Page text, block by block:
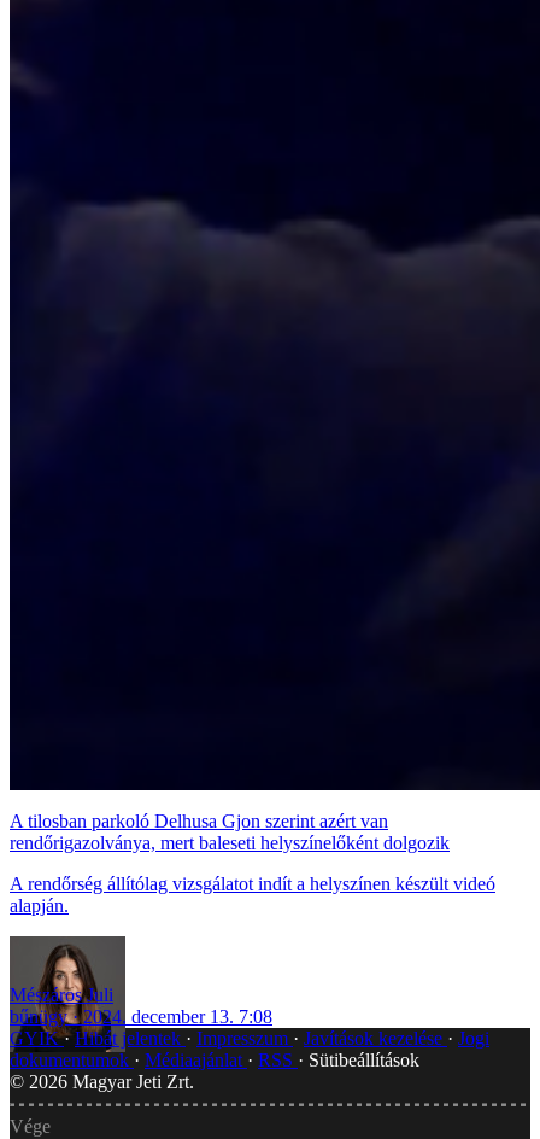
A tilosban parkoló Delhusa Gjon szerint azért van
rendőrigazolványa, mert baleseti helyszínelőként dolgozik
A rendőrség állítólag vizsgálatot indít a helyszínen készült videó
alapján.
Mészáros Juli
bűnügy
2024. december 13. 7:08
GYIK Hibát jelentek Impresszum Javítások kezelése
Jogi
dokumentumok
Médiaajánlat RSS
Sütibeállítások
© 2026 Magyar Jeti Zrt.
Vége